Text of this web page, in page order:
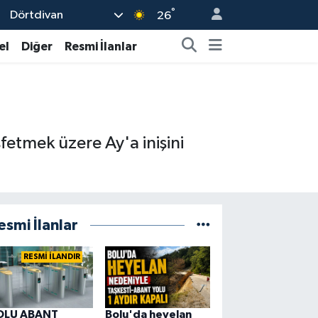
Dörtdivan 26°
Diğer Resmi İlanlar
üzere Ay'a inişini
İlanlar
RESMİ İLANDIR
ABANT
Bolu'da heyelan